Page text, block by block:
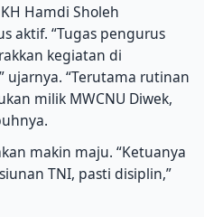
Hamdi Sholeh
aktif. “Tugas pengurus
kegiatan di
ujarnya. “Terutama rutinan
milik MWCNU Diwek,
makin maju. “Ketuanya
TNI, pasti disiplin,”